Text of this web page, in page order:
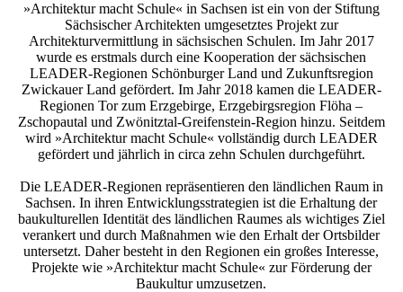
»Architektur macht Schule« in Sachsen ist ein von der Stiftung
Sächsischer Architekten umgesetztes Projekt zur
Architekturvermittlung in sächsischen Schulen. Im Jahr 2017
wurde es erstmals durch eine Kooperation der sächsischen
LEADER-Regionen Schönburger Land und Zukunftsregion
Zwickauer Land gefördert. Im Jahr 2018 kamen die LEADER-
Regionen Tor zum Erzgebirge, Erzgebirgsregion Flöha –
Zschopautal und Zwönitztal-Greifenstein-Region hinzu. Seitdem
wird »Architektur macht Schule« vollständig durch LEADER
gefördert und jährlich in circa zehn Schulen durchgeführt.
Die LEADER-Regionen repräsentieren den ländlichen Raum in
Sachsen. In ihren Entwicklungsstrategien ist die Erhaltung der
baukulturellen Identität des ländlichen Raumes als wichtiges Ziel
verankert und durch Maßnahmen wie den Erhalt der Ortsbilder
untersetzt. Daher besteht in den Regionen ein großes Interesse,
Projekte wie »Architektur macht Schule« zur Förderung der
Baukultur umzusetzen.